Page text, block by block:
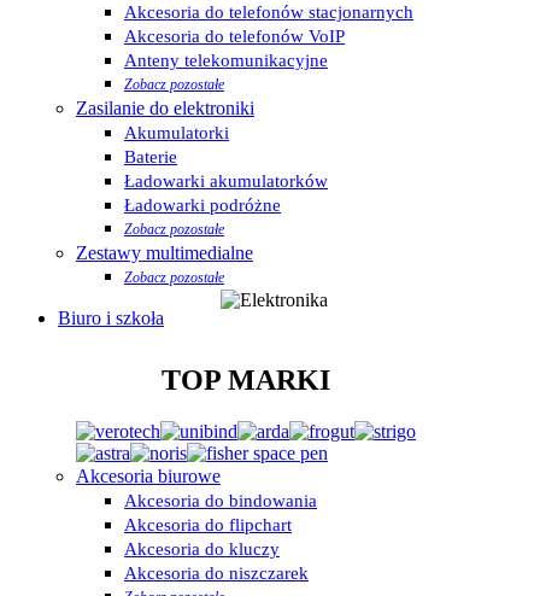
Akcesoria do telefonów stacjonarnych
Akcesoria do telefonów VoIP
Anteny telekomunikacyjne
Zobacz pozostałe
Zasilanie do elektroniki
Akumulatorki
Baterie
Ładowarki akumulatorków
Ładowarki podróżne
Zobacz pozostałe
Zestawy multimedialne
Zobacz pozostałe
Biuro i szkoła
TOP MARKI
Akcesoria biurowe
Akcesoria do bindowania
Akcesoria do flipchart
Akcesoria do kluczy
Akcesoria do niszczarek